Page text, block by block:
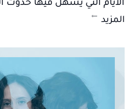
الأيام التي يسهل فيها حدوث
المزيد